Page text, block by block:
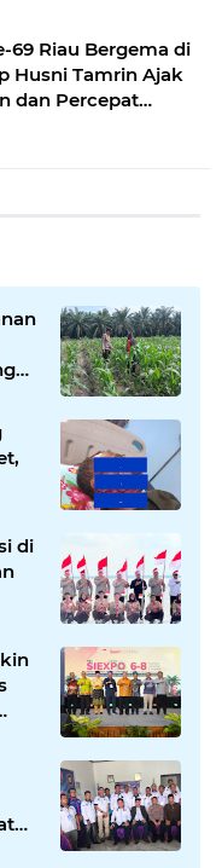
69 Riau Bergema di
Husni Tamrin Ajak
dan Percepat
di